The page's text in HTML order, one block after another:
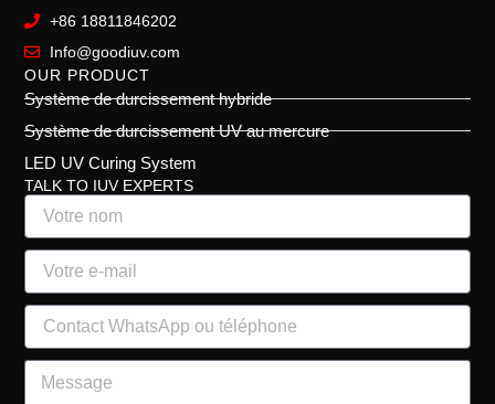
+86 18811846202
Info@goodiuv.com
OUR PRODUCT
Système de durcissement hybride
Système de durcissement UV au mercure
LED UV Curing System
TALK TO IUV EXPERTS